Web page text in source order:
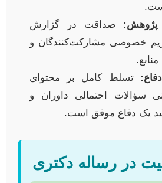
پژوهش: صداقت در گزارش
خصوصی مشارکت‌کنندگان و
تسلط کامل بر محتوای
سؤالات احتمالی داوران و
یک دفاع موفق است.
در رساله دکتری